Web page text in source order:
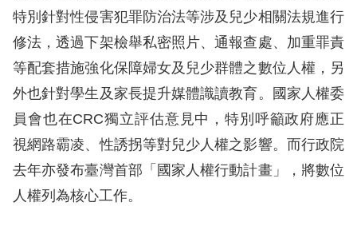
擇
語
言
兒少版
回
首
特別針對性侵害犯罪防治法等涉及兒少相關法規進行
修法，透過下架檢舉私密照片、通報查處、加重罪責
等配套措施強化保障婦女及兒少群體之數位人權，另
外也針對學生及家長提升媒體識讀教育。國家人權委
員會也在CRC獨立評估意見中，特別呼籲政府應正
視網路霸凌、性誘拐等對兒少人權之影響。而行政院
去年亦發布臺灣首部「國家人權行動計畫」，將數位
人權列為核心工作。